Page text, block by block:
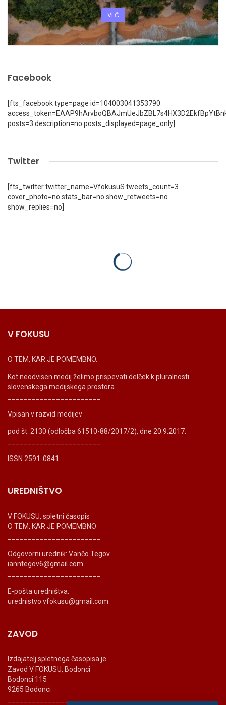
VEČ
Facebook
[fts_facebook type=page id=104003041353790
posts=3 description=no posts_displayed=page_only]
Twitter
[fts_twitter twitter_name=VfokusuS tweets_count=3
cover_photo=no stats_bar=no show_retweets=no
show_replies=no]
V FOKUSU
O TEM, KAR JE POMEMBNO.
Kot neodvisen medij želimo prispevati delček k pluralnosti
slovenskega medijskega prostora.
Vpisan v razvid medijev
pod št. 2130 (odločba 61510-88/2017/2), dne 20.9.2017.
ISSN 2591-0841
UREDNIŠTVO
V FOKUSU, spletni časopis
O TEM, KAR JE POMEMBNO
Odgovorni urednik: Vančo Tegov
ianntegov6@gmail.com
E-pošta uredništva:
urednistvo.vfokusu@gmail.com
ZAVOD
Izdajatelj spletnega časopisa je
Zavod V FOKUSU, Bodonci
Bodonci 115
9265 Bodonci
_______________________